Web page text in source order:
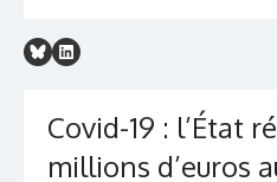
Covid-19 : l’État
millions d’euros